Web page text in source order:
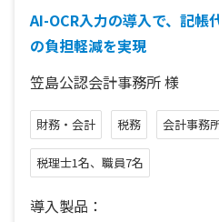
AI-OCR入力の導入で、記帳
の負担軽減を実現
笠島公認会計事務所様
財務・会計 税務 会計事務
税理士1名、職員7名
導入製品：